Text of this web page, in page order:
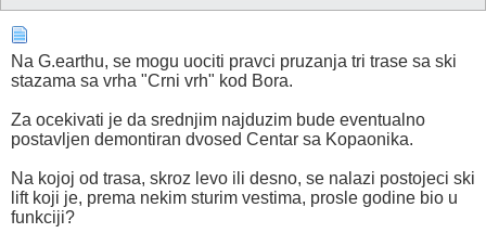
Na G.earthu, se mogu uociti pravci pruzanja tri trase sa ski
stazama sa vrha "Crni vrh" kod Bora.
Za ocekivati je da srednjim najduzim bude eventualno
postavljen demontiran dvosed Centar sa Kopaonika.
Na kojoj od trasa, skroz levo ili desno, se nalazi postojeci ski
lift koji je, prema nekim sturim vestima, prosle godine bio u
funkciji?